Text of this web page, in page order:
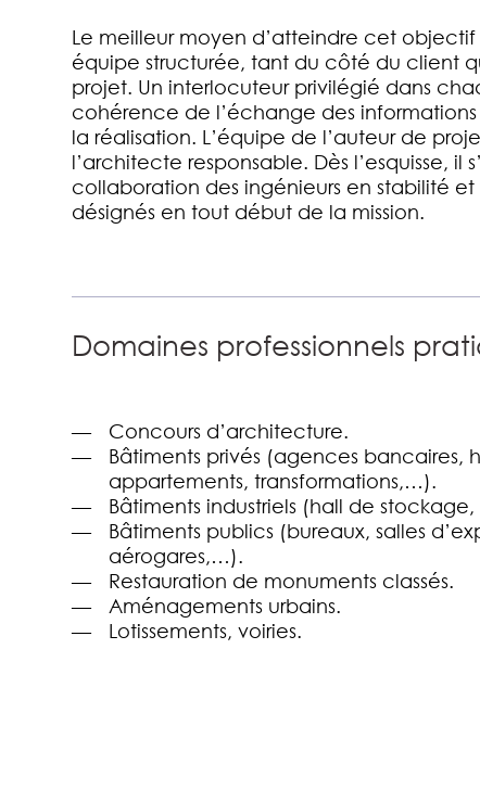
Le meilleur moyen d’atteindre cet
équipe structurée, tant du côté du client
projet. Un interlocuteur privilégié dans
cohérence de l’échange des
la réalisation. L’équipe de l’auteur de
l’architecte responsable. Dès l’esquisse, il
collaboration des ingénieurs en stabilité
désignés en tout début de la mission.
Domaines professionnels
Concours d’architecture.
Bâtiments privés (agences bancaires,
appartements, transformations,…).
Bâtiments industriels (hall de
Bâtiments publics (bureaux, salles
aérogares,…).
Restauration de monuments classés.
Aménagements urbains.
Lotissements, voiries.